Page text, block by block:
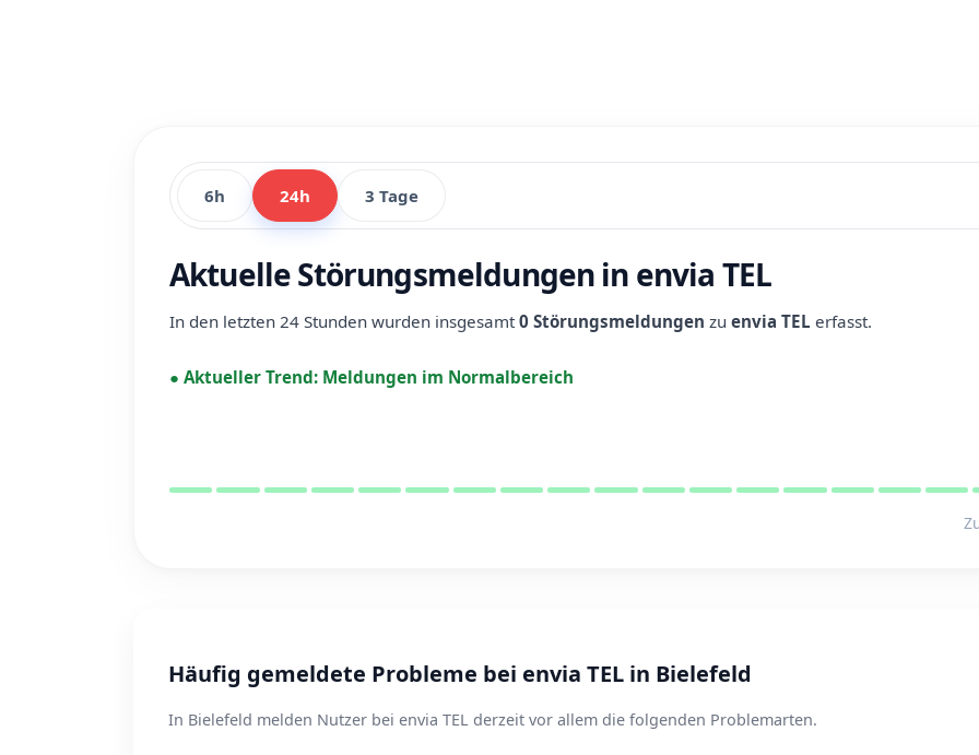
6h 24h 3 Tage
Aktuelle Störungsmeldungen in envia TEL
In den letzten 24 Stunden wurden insgesamt0 Störungsmeldungen zu envia TEL erfasst.
● Aktueller Trend: Meldungen im Normalbereich
Häufig gemeldete Probleme bei envia TEL in Bielefeld
In Bielefeld melden Nutzer bei envia TEL derzeit vor allem die folgenden Problemarten.